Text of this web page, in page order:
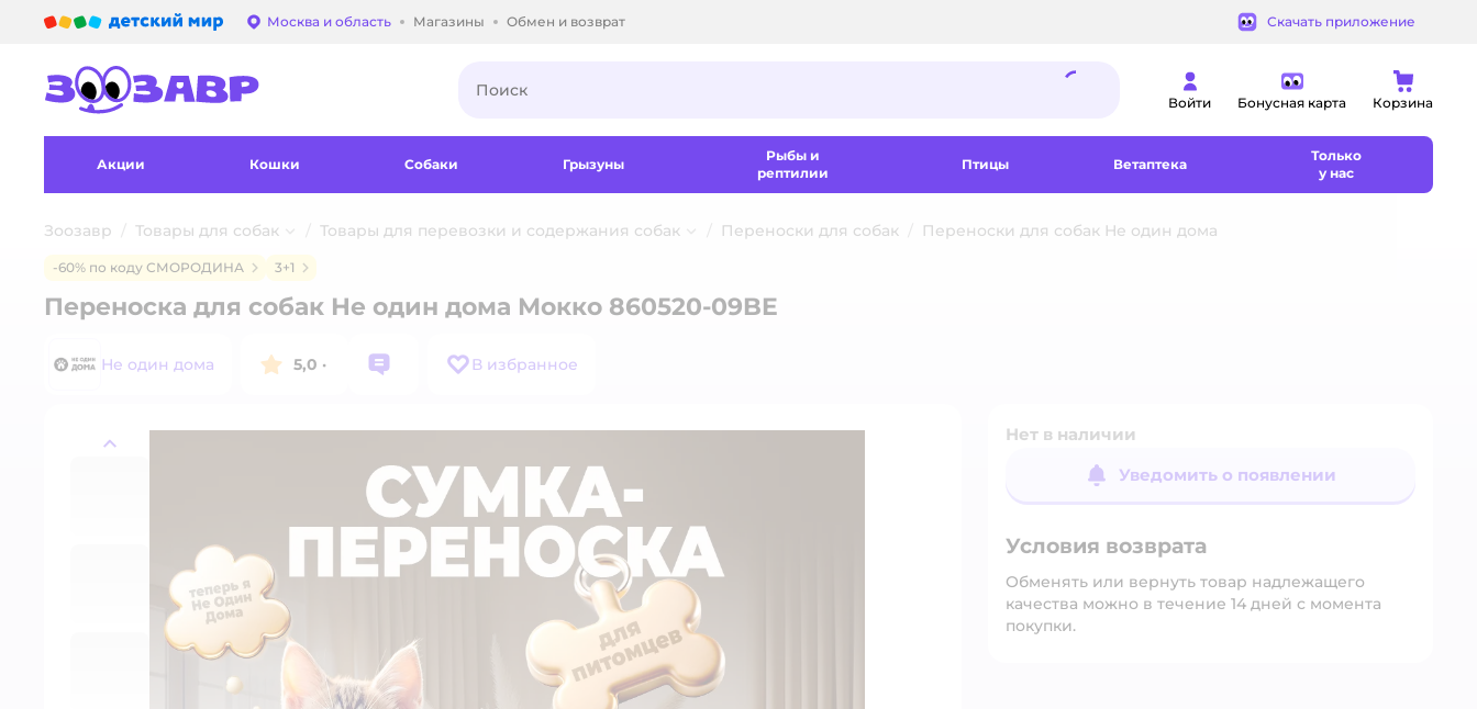
Выбор адреса доставки.
Москва и область Магазины Обмен и возврат Скачать приложение
Войти Бонусная карта Корзина
Акции Кошки Собаки Грызуны
Рыбы и
рептилии
Птицы Ветаптека
Только
у нас
Зоозавр Товары для собак Товары для перевозки и содержания собак Переноски для собак Переноски для собак Не один дома
назад
-60% по коду СМОРОДИНА 3+1
Переноска для собак Не один дома Мокко 860520-09BE
Не один дома 5,0 · В избранное
Нет в наличии
Уведомить о появлении
Условия возврата
Обменять или вернуть товар надлежащего
качества можно в течение 14 дней с момента
покупки.